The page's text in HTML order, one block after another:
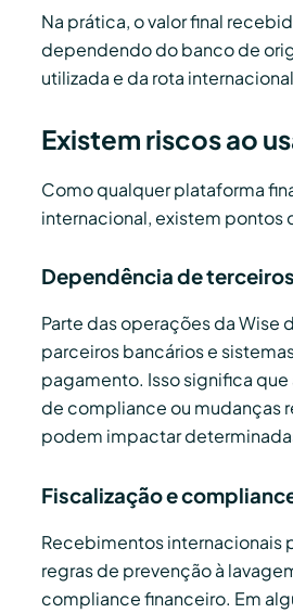
Na prática, o valor final
dependendo do banco de
utilizada e da rota
Existem riscos ao
Como qualquer plataforma
internacional, existem pontos
Dependência de terceiros
Parte das operações da Wise
parceiros bancários e
pagamento. Isso significa que
de compliance ou mudanças
podem impactar
Fiscalização e
Recebimentos internacionais
regras de prevenção à
compliance financeiro. Em